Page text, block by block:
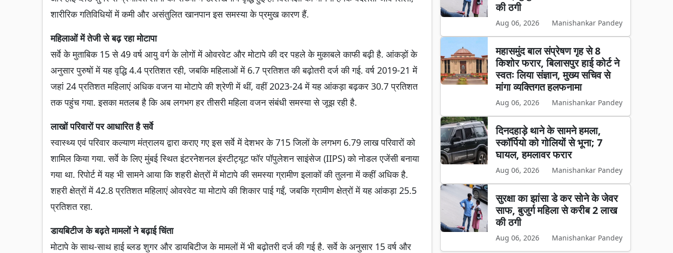
शारीरिक गतिविधियों में कमी और असंतुलित खानपान इस समस्या के प्रमुख कारण हैं.
महिलाओं में तेजी से बढ़ रहा मोटापा
सर्वे के मुताबिक 15 से 49 वर्ष आयु वर्ग के लोगों में ओवरवेट और मोटापे की दर पहले के मुकाबले काफी बढ़ी है. आंकड़ों के
अनुसार पुरुषों में यह वृद्धि 4.4 प्रतिशत रही, जबकि महिलाओं में 6.7 प्रतिशत की बढ़ोतरी दर्ज की गई. वर्ष 2019-21 में
जहां 24 प्रतिशत महिलाएं अधिक वजन या मोटापे की श्रेणी में थीं, वहीं 2023-24 में यह आंकड़ा बढ़कर 30.7 प्रतिशत
तक पहुंच गया. इसका मतलब है कि अब लगभग हर तीसरी महिला वजन संबंधी समस्या से जूझ रही है.
लाखों परिवारों पर आधारित है सर्वे
स्वास्थ्य एवं परिवार कल्याण मंत्रालय द्वारा कराए गए इस सर्वे में देशभर के 715 जिलों के लगभग 6.79 लाख परिवारों को
शामिल किया गया. सर्वे के लिए मुंबई स्थित इंटरनेशनल इंस्टीट्यूट फॉर पॉपुलेशन साइंसेज (IIPS) को नोडल एजेंसी बनाया
गया था. रिपोर्ट में यह भी सामने आया कि शहरी क्षेत्रों में मोटापे की समस्या ग्रामीण इलाकों की तुलना में कहीं अधिक है.
शहरी क्षेत्रों में 42.8 प्रतिशत महिलाएं ओवरवेट या मोटापे की शिकार पाई गईं, जबकि ग्रामीण क्षेत्रों में यह आंकड़ा 25.5
प्रतिशत रहा.
डायबिटीज के बढ़ते मामलों ने बढ़ाई चिंता
मोटापे के साथ-साथ हाई ब्लड शुगर और डायबिटीज के मामलों में भी बढ़ोतरी दर्ज की गई है. सर्वे के अनुसार 15 वर्ष और
की ठगी
Aug 06, 2026 Manishankar Pandey
महासमुंद बाल संप्रेषण गृह से 8
किशोर फरार, बिलासपुर हाई कोर्ट ने
स्वतः लिया संज्ञान, मुख्य सचिव से
मांगा व्यक्तिगत हलफनामा
Aug 06, 2026 Manishankar Pandey
दिनदहाड़े थाने के सामने हमला,
स्कॉर्पियो को गोलियों से भूना; 7
घायल, हमलावर फरार
Aug 06, 2026 Manishankar Pandey
सुरक्षा का झांसा डे कर सोने के जेवर
साफ, बुजुर्ग महिला से करीब 2 लाख
की ठगी
Aug 06, 2026 Manishankar Pandey